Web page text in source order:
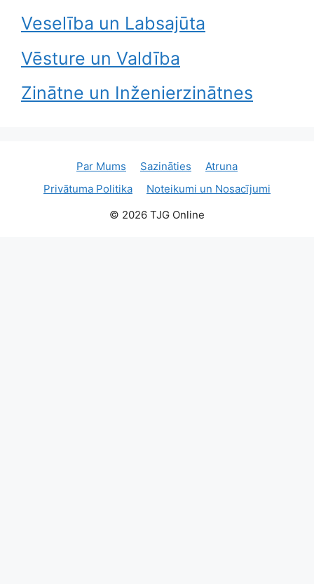
Veselība un Labsajūta
Vēsture un Valdība
Zinātne un Inženierzinātnes
Par Mums Sazināties
Atruna
Privātuma Politika
Noteikumi un Nosacījumi
© 2026 TJG Online